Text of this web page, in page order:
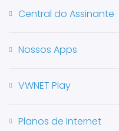
Central do Assinante
Nossos Apps
VWNET Play
Planos de Internet